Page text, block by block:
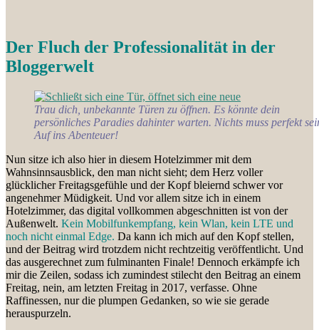
Der Fluch der Professionalität in der
Bloggerwelt
Trau dich, unbekannte Türen zu öffnen. Es könnte dein
persönliches Paradies dahinter warten. Nichts muss perfekt
Auf ins Abenteuer!
Nun sitze ich also hier in diesem Hotelzimmer mit dem
Wahnsinnsausblick, den man nicht sieht; dem Herz voller
glücklicher Freitagsgefühle und der Kopf bleiernd schwer vor
angenehmer Müdigkeit. Und vor allem sitze ich in einem
Hotelzimmer, das digital vollkommen abgeschnitten ist von der
Außenwelt. Kein Mobilfunkempfang, kein Wlan, kein LTE und
noch nicht einmal Edge. Da kann ich mich auf den Kopf stellen,
und der Beitrag wird trotzdem nicht rechtzeitig veröffentlicht. Und
das ausgerechnet zum fulminanten Finale! Dennoch erkämpfe ich
mir die Zeilen, sodass ich zumindest stilecht den Beitrag an einem
Freitag, nein, am letzten Freitag in 2017, verfasse. Ohne
Raffinessen, nur die plumpen Gedanken, so wie sie gerade
herauspurzeln.